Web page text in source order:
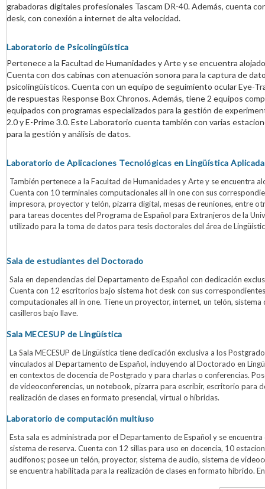
grabadoras digitales profesionales Tascam DR-40. Además, cuenta
desk, con conexión a internet de alta velocidad.
Laboratorio de Psicolingüística
Pertenece a la Facultad de Humanidades y Arte y se encuentra
Cuenta con dos cabinas con atenuación sonora para la captura de
psicolingüísticos. Cuenta con un equipo de seguimiento ocular Eye-
de respuestas Response Box Chronos. Además, tiene 2 equipos
equipados con programas especializados para la gestión de
2.0 y E-Prime 3.0. Este Laboratorio cuenta también con varias
para la gestión y análisis de datos.
Laboratorio de Aplicaciones Tecnológicas en Lingüística Aplicada
También pertenece a la Facultad de Humanidades y Arte y se encuentra
Cuenta con 10 terminales computacionales all in one con sus
impresora, proyector y telón, pizarra digital, mesas de reuniones, entre
para tareas docentes del Programa de Español para Extranjeros de la
utilizado para la toma de datos para tesis doctorales del área de
Sala de estudiantes del Doctorado
Sala en dependencias del Departamento de Español con dedicación
Cuenta con 12 escritorios bajo sistema hot desk con sus
computacionales all in one. Tiene un proyector, internet, un telón,
casilleros bajo llave.
Sala MECESUP de Lingüística
La Sala MECESUP de Lingüística tiene dedicación exclusiva a los
vinculados al Departamento de Español, incluyendo al Doctorado en
en contextos de docencia de Postgrado y para charlas o conferencias.
de videoconferencias, un notebook, pizarra para escribir, escritorio para
realización de clases en formato presencial, virtual o híbridas.
Laboratorio de computación multiuso
Esta sala es administrada por el Departamento de Español y se
sistema de reserva. Cuenta con 12 sillas para uso en docencia, 10
audífonos; posee un telón, proyector, sistema de audio, sistema de
se encuentra habilitada para la realización de clases en formato híbrido.